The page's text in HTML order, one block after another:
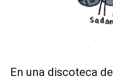
En una discoteca